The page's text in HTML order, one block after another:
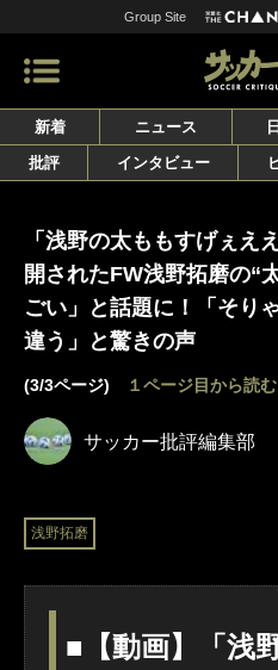
Group Site
新着 ニュース
批評
インタビュー
「浅野の太ももすげぇえ
開されたFW浅野拓磨の“
ごい」と話題に！「そり
違う」と驚きの声
(3/3ページ) １ページ目から読む
サッカー批評編集部
浅野拓磨
■【動画】「浅